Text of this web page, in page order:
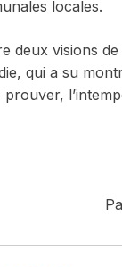
locales.
deux visions
qui a su